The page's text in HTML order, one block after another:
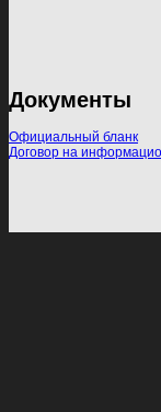
Документы
Официальный бланк
Договор на